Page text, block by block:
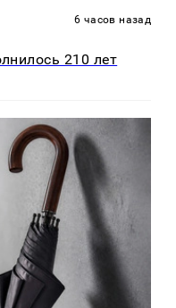
6 часов назад
210 лет